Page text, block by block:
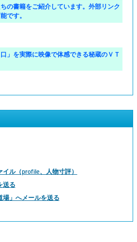
の書籍をご紹介しています。外部リンク
です。
」を実際に映像で体感できる秘蔵のＶＴ
ル（profile、人物寸評）
送る
場」へメールを送る